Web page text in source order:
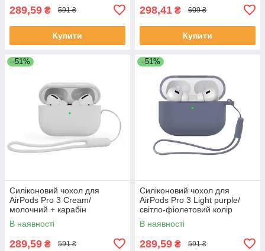
289,59 ₴ 591 ₴
Купити
298,41 ₴ 609 ₴
Купити
–51%
Силіконовий чохол для
AirPods Pro 3 Cream/
молочний + карабін
В наявності
289,59 ₴ 591 ₴
–51%
Силіконовий чохол для
AirPods Pro 3 Light purple/
світло-фіолетовий колір
В наявності
289,59 ₴ 591 ₴